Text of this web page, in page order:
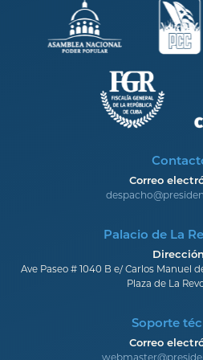
Correo
Palacio de La
Ave Paseo # 1040 B e/ Carlos Manuel
Plaza de La
Soporte
Correo